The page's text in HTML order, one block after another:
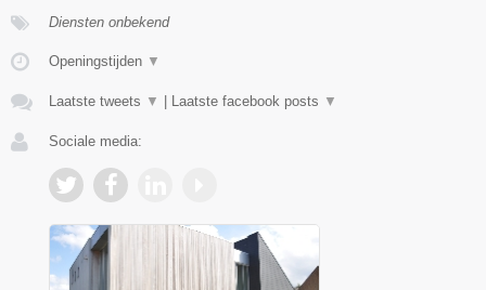
Diensten onbekend
Openingstijden ▼
Laatste tweets ▼ Laatste facebook posts ▼
Sociale media: